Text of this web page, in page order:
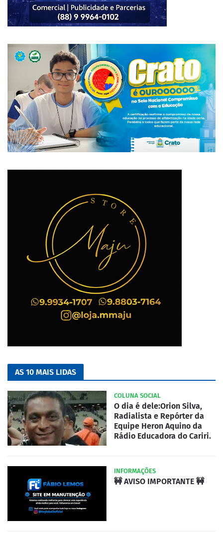
AS 10 MAIS LIDAS
COLUNA SOCIAL
O dia é dele:Orion Silva,
Radialista e Repórter da
Equipe Heron Aquino da
Rádio Educadora do Cariri.
INFORMAÇÕES
🚧 AVISO IMPORTANTE 🚧